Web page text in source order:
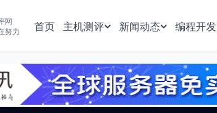
网
努力
首页 主机测评 新闻动态 编程开发